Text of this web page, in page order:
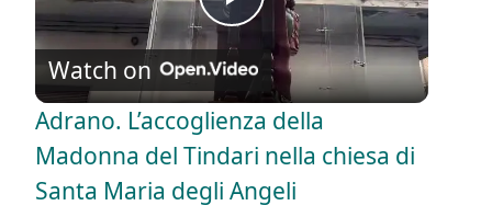
P
l
a
Watch on
Adrano. L’accoglienza della
Madonna del Tindari nella chiesa di
Santa Maria degli Angeli